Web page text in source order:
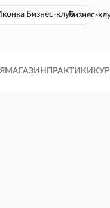
Бизнес-
МАГАЗИН ПРАКТИКИ